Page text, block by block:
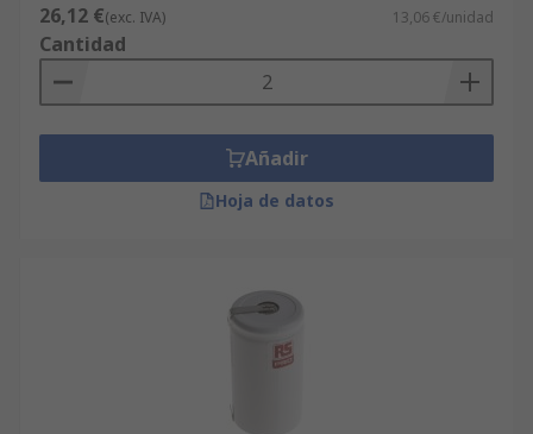
26,12 €(exc. IVA) 13,06 €/unidad
Cantidad
Añadir
Hoja de datos